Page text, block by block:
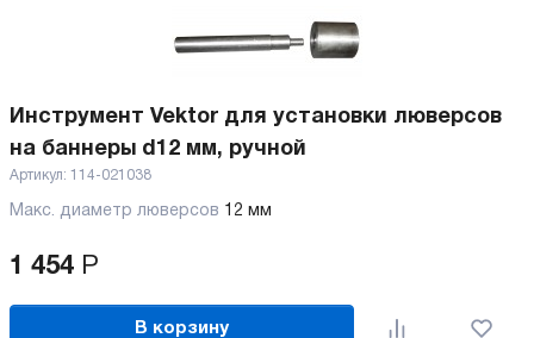
Инструмент Vektor для установки люверсов
на баннеры d12 мм, ручной
Артикул: 114-021038
Макс. диаметр люверсов 12 мм
1 454 Р
В корзину